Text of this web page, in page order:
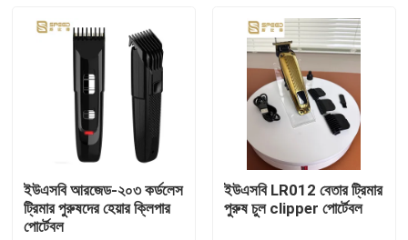
ইউএসবি আরজেড-২০৩ কর্ডলেস
ট্রিমার পুরুষদের হেয়ার ক্লিপার
পোর্টেবল
ইউএসবি LR012 বেতার ট্রিমার
পুরুষ চুল clipper পোর্টেবল